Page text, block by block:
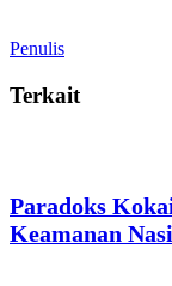
Penulis
Terkait
Paradoks
Keamanan